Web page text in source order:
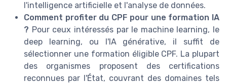
l'intelligence artificielle et l'analyse de données.
Comment profiter du CPF pour une formation IA
? Pour ceux intéressés par le machine learning, le
deep learning, ou l'IA générative, il suffit de
sélectionner une formation éligible CPF. La plupart
des organismes proposent des certifications
reconnues par l'État, couvrant des domaines tels